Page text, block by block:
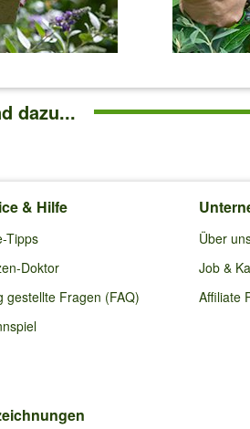
dazu...
& Hilfe
Tipps
Doktor
gestellte Fragen (FAQ)
Über
Job &
Affiliate